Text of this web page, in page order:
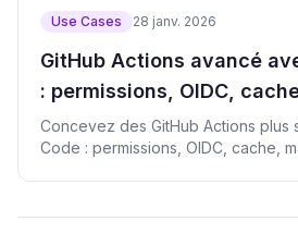
Use Cases 28 janv. 2026
GitHub Actions avancé
: permissions, OIDC,
Concevez des GitHub Actions plus
Code : permissions, OIDC, cache,